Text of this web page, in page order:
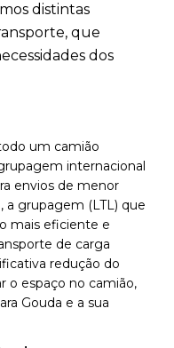
distintas
que
dos
um camião
internacional
envios de menor
a grupagem (LTL) que
mais eficiente e
de carga
redução do
o espaço no camião,
Gouda e a sua